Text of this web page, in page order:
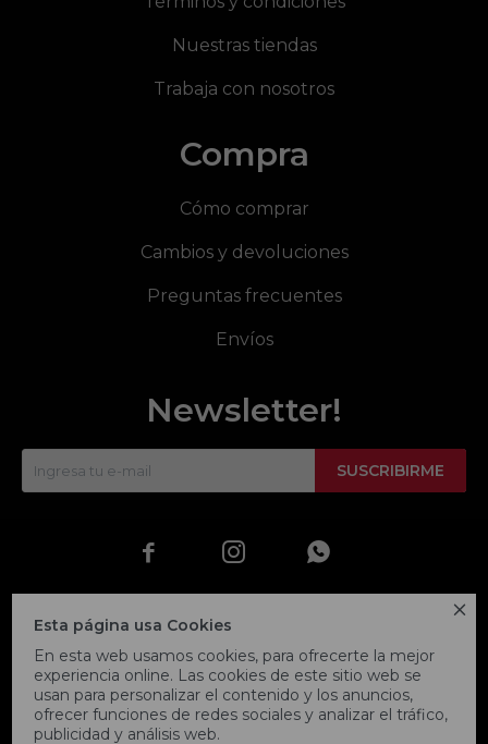

Esta página usa Cookies
En esta web usamos cookies, para ofrecerte la mejor
experiencia online. Las cookies de este sitio web se
usan para personalizar el contenido y los anuncios,
ofrecer funciones de redes sociales y analizar el tráfico,
publicidad y análisis web.
Nuestras tiendas
Trabaja con nosotros
Compra
Cómo comprar
Cambios y devoluciones
Preguntas frecuentes
Envíos
Newsletter!
SUSCRIBIRME
  